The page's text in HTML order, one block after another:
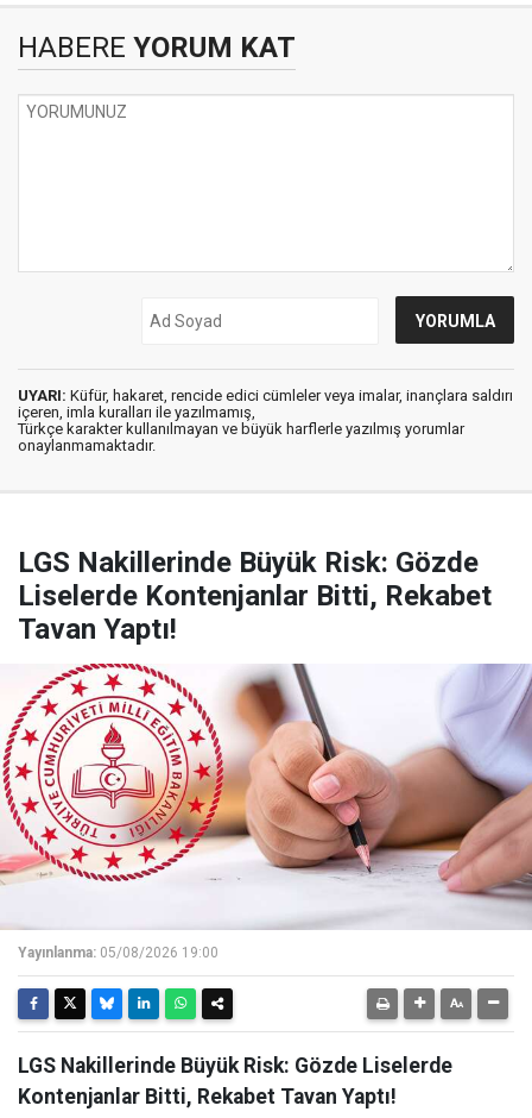
HABERE YORUM KAT
UYARI: Küfür, hakaret, rencide edici cümleler veya imalar, inançlara saldırı
içeren, imla kuralları ile yazılmamış,
Türkçe karakter kullanılmayan ve büyük harflerle yazılmış yorumlar
onaylanmamaktadır.
LGS Nakillerinde Büyük Risk: Gözde
Liselerde Kontenjanlar Bitti, Rekabet
Tavan Yaptı!
Yayınlanma: 05/08/2026 19:00
LGS Nakillerinde Büyük Risk: Gözde Liselerde
Kontenjanlar Bitti, Rekabet Tavan Yaptı!